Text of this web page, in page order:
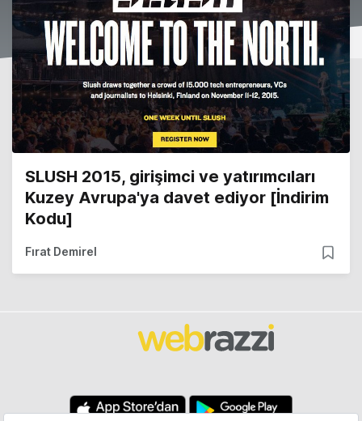
SLUSH 2015, girişimci ve yatırımcıları
Kuzey Avrupa'ya davet ediyor [İndirim
Kodu]
Fırat Demirel